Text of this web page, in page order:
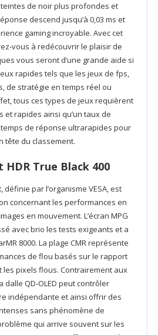
de noir plus profondes et
descend jusqu’à 0,03 ms et
gaming incroyable. Avec cet
vous à redécouvrir le plaisir de
vous seront d’une grande aide si
rapides tels que les jeux de fps,
de stratégie en temps réel ou
tous ces types de jeux requièrent
et rapides ainsi qu’un taux de
de réponse ultrarapides pour
tête du classement.
HDR True Black 400
définie par l’organisme VESA, est
concernant les performances en
en mouvement. L’écran MPG
avec brio les tests exigeants et a
8000. La plage CMR représente
de flou basés sur le rapport
les pixels flous. Contrairement aux
dalle QD-OLED peut contrôler
indépendante et ainsi offrir des
sans phénomène de
qui arrive souvent sur les